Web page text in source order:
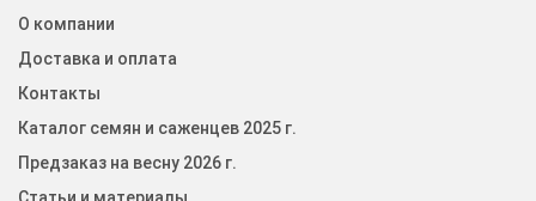
О компании
Доставка и оплата
Контакты
Каталог семян и саженцев 2025 г.
Предзаказ на весну 2026 г.